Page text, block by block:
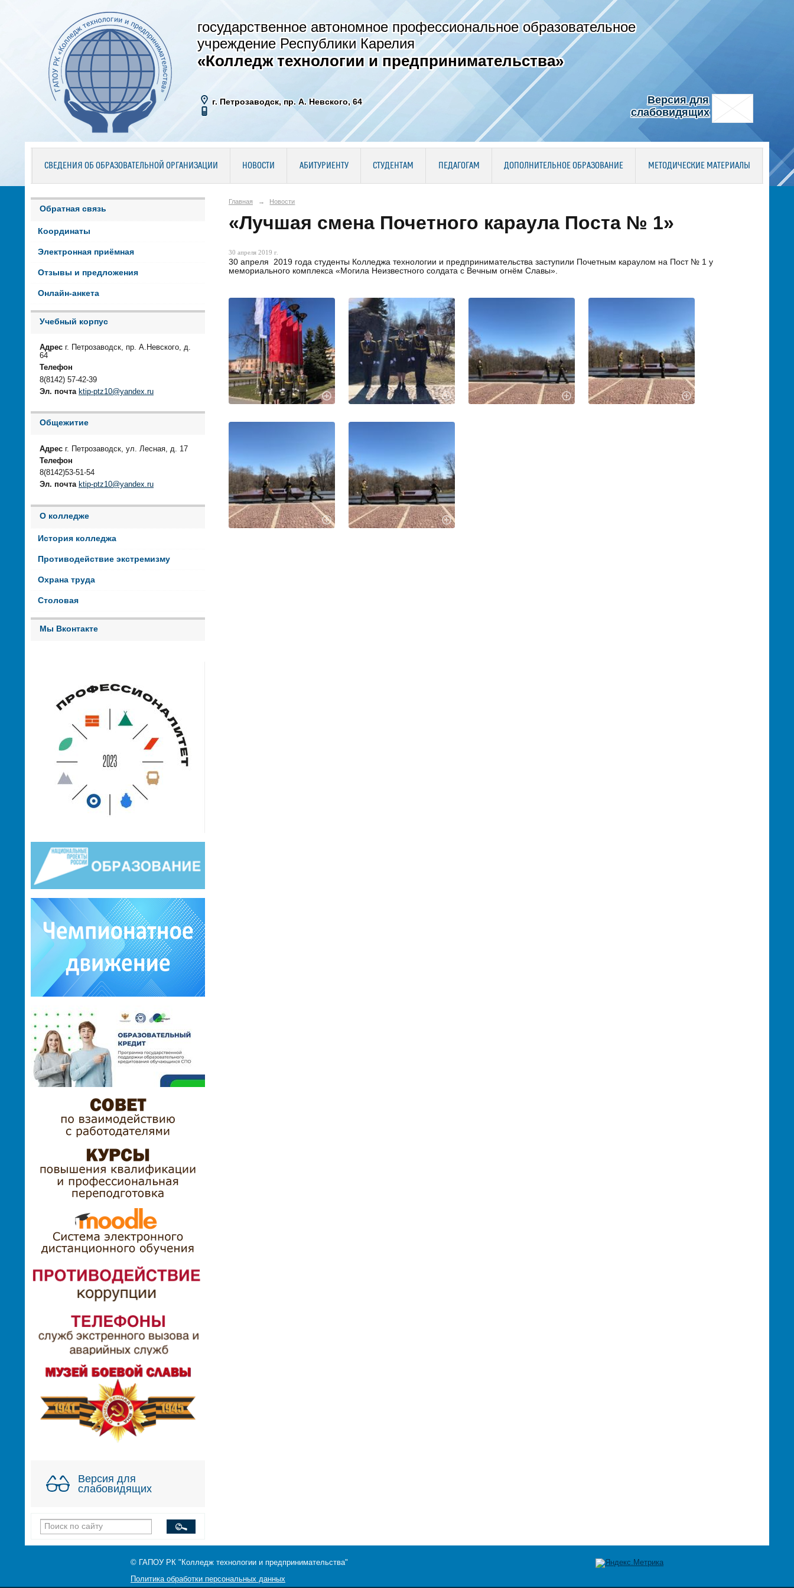
государственное автономное профессиональное образовательное
учреждение Республики Карелия
«Колледж технологии и предпринимательства»
г. Петрозаводск, пр. А. Невского, 64
Версия для
слабовидящих
СВЕДЕНИЯ ОБ ОБРАЗОВАТЕЛЬНОЙ ОРГАНИЗАЦИИ НОВОСТИ АБИТУРИЕНТУ СТУДЕНТАМ ПЕДАГОГАМ ДОПОЛНИТЕЛЬНОЕ ОБРАЗОВАНИЕ МЕТОДИЧЕСКИЕ МАТЕРИАЛЫ
Обратная связь
Координаты
Электронная приёмная
Отзывы и предложения
Онлайн-анкета
Учебный корпус
Адрес г. Петрозаводск, пр. А.Невского, д.
64
Телефон
8(8142) 57-42-39
Эл. почта ktip-ptz10@yandex.ru
Общежитие
Адрес г. Петрозаводск, ул. Лесная, д. 17
Телефон
8(8142)53-51-54
Эл. почта ktip-ptz10@yandex.ru
О колледже
История колледжа
Противодействие экстремизму
Охрана труда
Столовая
Мы Вконтакте
Версия для
слабовидящих
Главная → Новости
«Лучшая смена Почетного караула Поста № 1»
30 апреля 2019 г.
30 апреля 2019 года студенты Колледжа технологии и предпринимательства заступили Почетным караулом на Пост № 1 у
мемориального комплекса «Могила Неизвестного солдата с Вечным огнём Славы».
© ГАПОУ РК "Колледж технологии и предпринимательства"
Политика обработки персональных данных